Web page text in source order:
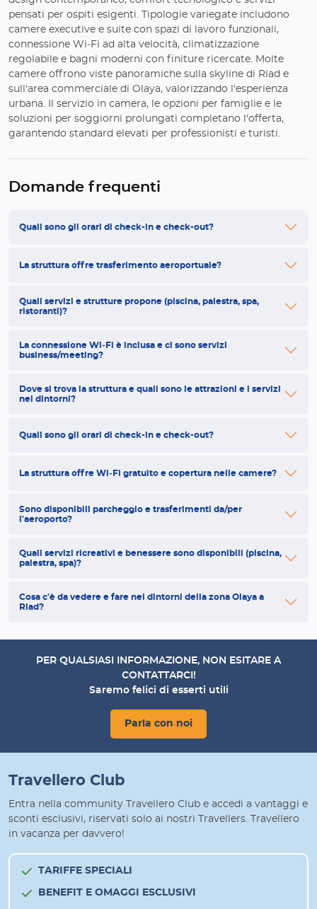
pensati per ospiti esigenti. Tipologie variegate includono
camere executive e suite con spazi di lavoro funzionali,
connessione Wi‑Fi ad alta velocità, climatizzazione
regolabile e bagni moderni con finiture ricercate. Molte
camere offrono viste panoramiche sulla skyline di Riad e
sull'area commerciale di Olaya, valorizzando l'esperienza
urbana. Il servizio in camera, le opzioni per famiglie e le
soluzioni per soggiorni prolungati completano l'offerta,
garantendo standard elevati per professionisti e turisti.
Domande frequenti
Quali sono gli orari di check-in e check-out?
La struttura offre trasferimento aeroportuale?
Quali servizi e strutture propone (piscina, palestra, spa,
ristoranti)?
La connessione Wi‑Fi è inclusa e ci sono servizi
business/meeting?
Dove si trova la struttura e quali sono le attrazioni e i servizi
nei dintorni?
Quali sono gli orari di check-in e check-out?
La struttura offre Wi‑Fi gratuito e copertura nelle camere?
Sono disponibili parcheggio e trasferimenti da/per
l'aeroporto?
Quali servizi ricreativi e benessere sono disponibili (piscina,
palestra, spa)?
Cosa c'è da vedere e fare nei dintorni della zona Olaya a
Riad?
PER QUALSIASI INFORMAZIONE, NON ESITARE A
CONTATTARCI!
Saremo felici di esserti utili
Parla con noi
Travellero Club
Entra nella community Travellero Club e accedi a vantaggi e
sconti esclusivi, riservati solo ai nostri Travellers. Travellero
in vacanza per davvero!
TARIFFE SPECIALI
BENEFIT E OMAGGI ESCLUSIVI